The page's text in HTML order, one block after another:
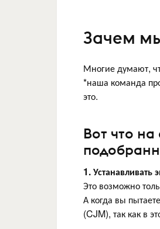
Зачем
Многие думают,
*наша команда
это.
Вот что
1.
Это возможно
А когда вы
(CJM), так как в